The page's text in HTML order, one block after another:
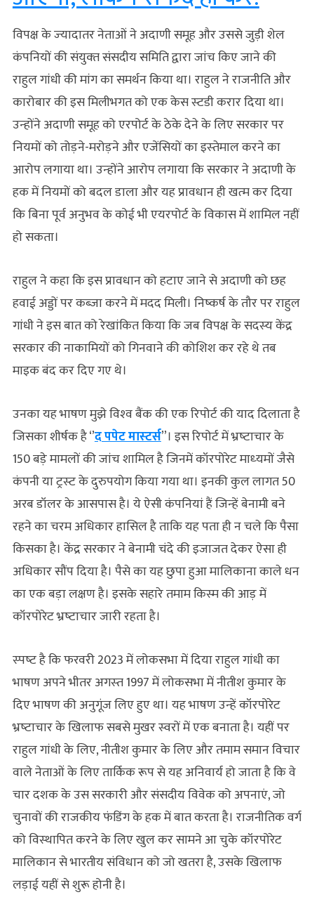
विपक्ष के ज्‍यादातर नेताओं ने अदाणी समूह और उससे जुड़ी शेल
कंपनियों की संयुक्‍त संसदीय समिति द्वारा जांच किए जाने की
राहुल गांधी की मांग का समर्थन किया था। राहुल ने राजनीति और
कारोबार की इस मिलीभगत को एक केस स्‍टडी करार दिया था।
उन्‍होंने अदाणी समूह को एरपोर्ट के ठेके देने के लिए सरकार पर
नियमों को तोड़ने-मरोड़ने और एजेंसियों का इस्‍तेमाल करने का
आरोप लगाया था। उन्‍होंने आरोप लगाया कि सरकार ने अदाणी के
हक में नियमों को बदल डाला और यह प्रावधान ही खत्‍म कर दिया
कि बिना पूर्व अनुभव के कोई भी एयरपोर्ट के विकास में शामिल नहीं
हो सकता।
राहुल ने कहा कि इस प्रावधान को हटाए जाने से अदाणी को छह
हवाई अड्डों पर कब्‍जा करने में मदद मिली। निष्‍कर्ष के तौर पर राहुल
गांधी ने इस बात को रेखांकित किया कि जब विपक्ष के सदस्‍य केंद्र
सरकार की नाकामियों को गिनवाने की कोशिश कर रहे थे तब
माइक बंद कर दिए गए थे।
उनका यह भाषण मुझे विश्‍व बैंक की एक रिपोर्ट की याद दिलाता है
जिसका शीर्षक है ‘’द पपेट मास्‍टर्स’’। इस रिपोर्ट में भ्रष्‍टाचार के
150 बड़े मामलों की जांच शामिल है जिनमें कॉरपोरेट माध्‍यमों जैसे
कंपनी या ट्रस्‍ट के दुरुपयोग किया गया था। इनकी कुल लागत 50
अरब डॉलर के आसपास है। ये ऐसी कंपनियां हैं जिन्‍हें बेनामी बने
रहने का चरम अधिकार हासिल है ताकि यह पता ही न चले कि पैसा
किसका है। केंद्र सरकार ने बेनामी चंदे की इजाजत देकर ऐसा ही
अधिकार सौंप दिया है। पैसे का यह छुपा हुआ मालि‍काना काले धन
का एक बड़ा लक्षण है। इसके सहारे तमाम किस्‍म की आड़ में
कॉरपोरेट भ्रष्‍टाचार जारी रहता है।
स्‍पष्‍ट है कि फरवरी 2023 में लोकसभा में दिया राहुल गांधी का
भाषण अपने भीतर अगस्‍त 1997 में लोकसभा में नीतीश कुमार के
दिए भाषण की अनुगूंज लिए हुए था। यह भाषण उन्‍हें कॉरपोरेट
भ्रष्‍टाचार के खिलाफ सबसे मुखर स्‍वरों में एक बनाता है। यहीं पर
राहुल गांधी के लिए, नीतीश कुमार के लिए और तमाम समान विचार
वाले नेताओं के लिए तार्किक रूप से यह अनिवार्य हो जाता है कि वे
चार दशक के उस सरकारी और संसदीय विवेक को अपनाएं, जो
चुनावों की राजकीय फंडिंग के हक में बात करता है। राजनीतिक वर्ग
को विस्‍थापित करने के लिए खुल कर सामने आ चुके कॉरपोरेट
मालिकान से भारतीय संविधान को जो खतरा है, उसके खिलाफ
लड़ाई यहीं से शुरू होनी है।